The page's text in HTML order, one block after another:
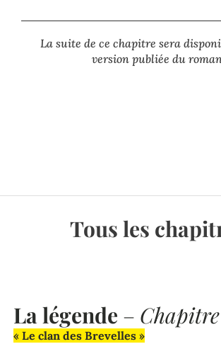
La suite de ce chapitre sera
version publiée du
Tous les
La légende – Chapitre
« Le clan des Brevelles »